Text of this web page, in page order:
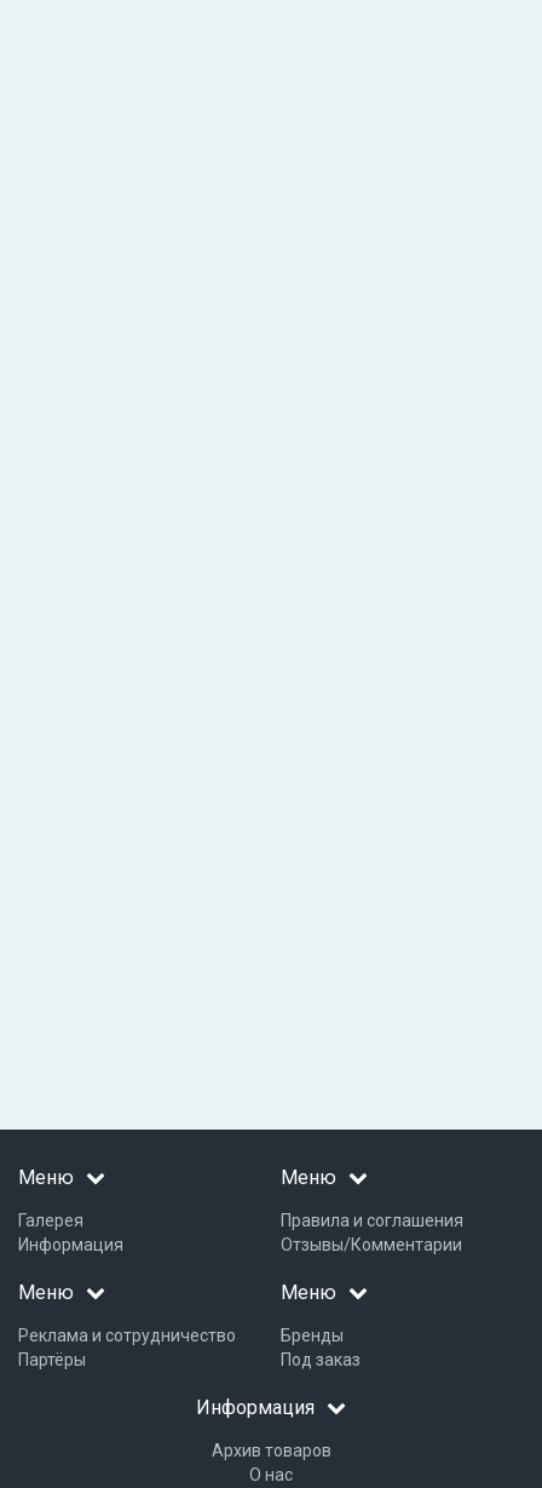
Меню
Галерея
Информация
Меню
Правила и соглашения
Отзывы/Комментарии
Меню
Реклама и сотрудничество
Партёры
Меню
Бренды
Под заказ
Информация
Архив товаров
О нас